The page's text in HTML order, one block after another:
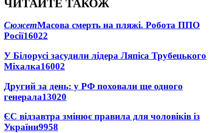
ЧИТАЙТЕ ТАКОЖ
СюжетМасова смерть на пляжі. Робота ППО
Росії16022
У Білорусі засудили лідера Ляпіса Трубецького
Міхалка16002
Другий за день: у РФ поховали ще одного
генерала13020
ЄС відзавтра змінює правила для чоловіків із
України9958